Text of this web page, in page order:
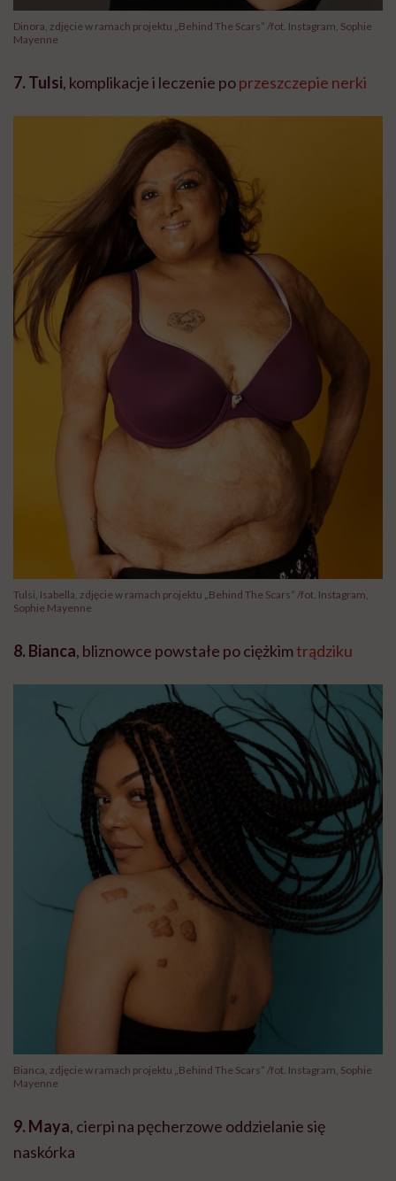
Dinora, zdjęcie w ramach projektu „Behind The Scars” /fot. Instagram, Sophie
Mayenne
7. Tulsi, komplikacje i leczenie poprzeszczepie nerki
Tulsi, Isabella, zdjęcie w ramach projektu „Behind The Scars” /fot. Instagram,
Sophie Mayenne
8. Bianca, bliznowce powstałe po ciężkimtrądziku
Bianca, zdjęcie w ramach projektu „Behind The Scars” /fot. Instagram, Sophie
Mayenne
9. Maya, cierpi na pęcherzowe oddzielanie się
naskórka